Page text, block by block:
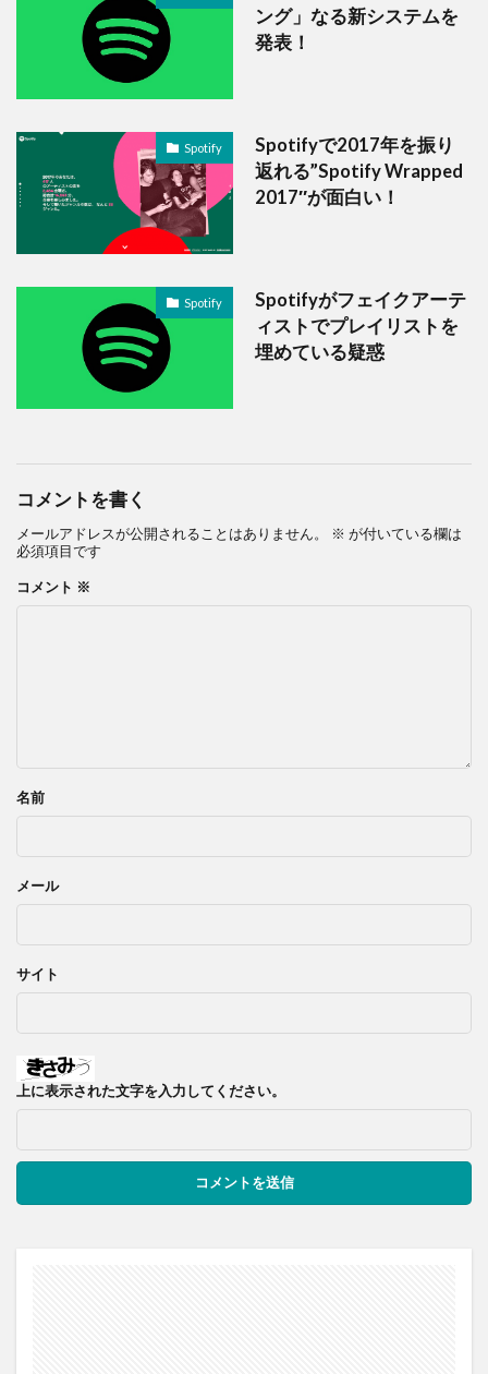
ング」なる新システムを
発表！
Spotify
Spotifyで2017年を振り
返れる”Spotify Wrapped
2017″が面白い！
Spotify
Spotifyがフェイクアーテ
ィストでプレイリストを
埋めている疑惑
コメントを書く
メールアドレスが公開されることはありません。 ※ が付いている欄は
必須項目です
コメント ※
名前
メール
サイト
上に表示された文字を入力してください。